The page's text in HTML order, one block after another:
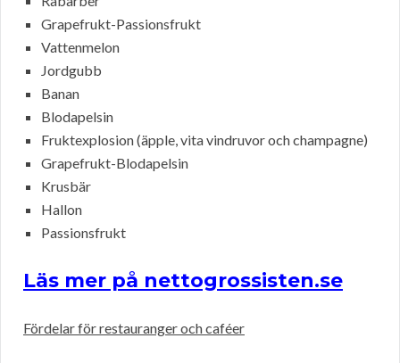
Grapefrukt-Passionsfrukt
Vattenmelon
Jordgubb
Banan
Blodapelsin
Fruktexplosion (äpple, vita vindruvor och champagne)
Grapefrukt-Blodapelsin
Krusbär
Hallon
Passionsfrukt
Läs mer på nettogrossisten.se
Fördelar för restauranger och caféer